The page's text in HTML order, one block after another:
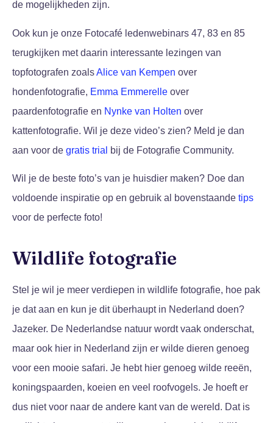
de mogelijkheden zijn.
Ook kun je onze Fotocafé ledenwebinars 47, 83 en 85
terugkijken met daarin interessante lezingen van
topfotografen zoalsAlice van Kempen over
hondenfotografie, Emma Emmerelle over
paardenfotografie en Nynke van Holten over
kattenfotografie. Wil je deze video’s zien? Meld je dan
aan voor de gratis trial bij de Fotografie Community.
Wil je de beste foto’s van je huisdier maken? Doe dan
voldoende inspiratie op en gebruik al bovenstaande tips
voor de perfecte foto!
Wildlife fotografie
Stel je wil je meer verdiepen in wildlife fotografie, hoe pak
je dat aan en kun je dit überhaupt in Nederland doen?
Jazeker. De Nederlandse natuur wordt vaak onderschat,
maar ook hier in Nederland zijn er wilde dieren genoeg
voor een mooie safari. Je hebt hier genoeg wilde reeën,
koningspaarden, koeien en veel roofvogels. Je hoeft er
dus niet voor naar de andere kant van de wereld. Dat is